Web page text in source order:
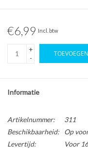
€6,99 Incl. btw
+
-
Informatie
Artikelnummer:
311
Beschikbaarheid:
Op
Levertijd:
Voor